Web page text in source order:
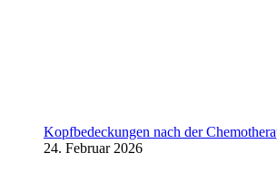
Kopfbedeckungen nach der
24. Februar 2026